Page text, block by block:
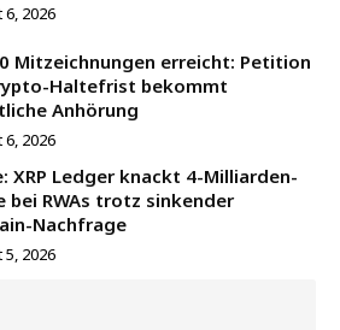
2026
Mitzeichnungen erreicht: Petition
Haltefrist bekommt
Anhörung
2026
XRP Ledger knackt 4-Milliarden-
bei RWAs trotz sinkender
Nachfrage
2026